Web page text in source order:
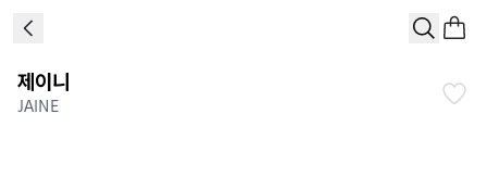
제이니
JAINE